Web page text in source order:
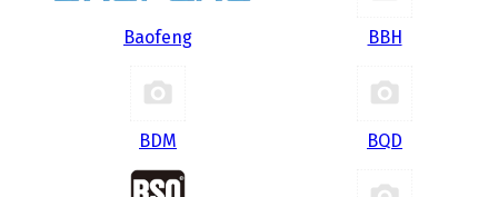
Baofeng BBH
BDM BQD